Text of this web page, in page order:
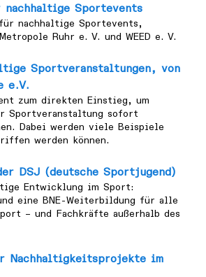
Sportevents
nachhaltige Sportevents,
Ruhr e. V. und WEED e. V.
Sportveranstaltungen, von
e.V.
zum direkten Einstieg, um
Sportveranstaltung sofort
Dabei werden viele Beispiele
werden können.
DSJ (deutsche Sportjugend)
Entwicklung im Sport:
eine BNE-Weiterbildung für alle
– und Fachkräfte außerhalb des
Nachhaltigkeitsprojekte im